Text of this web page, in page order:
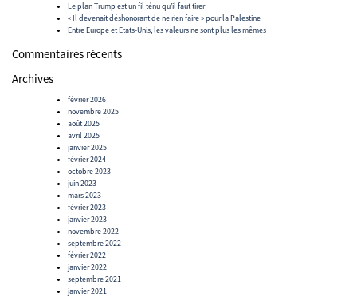
Le plan Trump est un fil ténu qu’il faut tirer
« Il devenait déshonorant de ne rien faire » pour la Palestine
Entre Europe et Etats-Unis, les valeurs ne sont plus les mêmes
Commentaires récents
Archives
février 2026
novembre 2025
août 2025
avril 2025
janvier 2025
février 2024
octobre 2023
juin 2023
mars 2023
février 2023
janvier 2023
novembre 2022
septembre 2022
février 2022
janvier 2022
septembre 2021
janvier 2021